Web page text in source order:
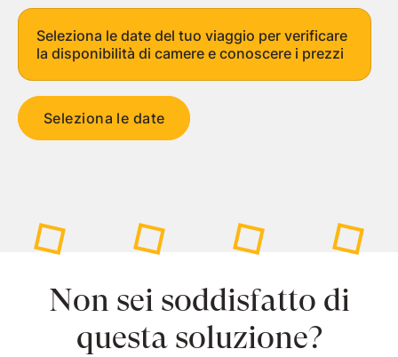
Seleziona le date del tuo viaggio per verificare
la disponibilità di camere e conoscere i prezzi
Seleziona le date
Non sei soddisfatto di
questa soluzione?